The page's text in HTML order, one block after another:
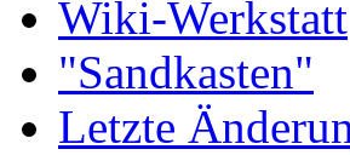
Wiki-Werkstatt
"Sandkasten"
Letzte